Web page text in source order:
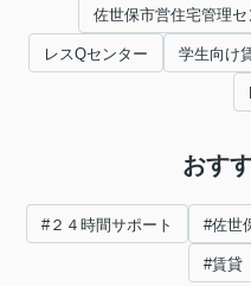
佐世保市営住宅管理セ
レスQセンター 学生向け
おす
#２４時間サポート #佐世
#賃貸